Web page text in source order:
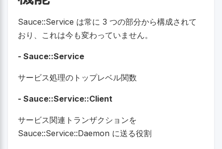
Sauce::Service は常に 3 つの部分から構成されて
おり、これは今も変わっていません。
- Sauce::Service
サービス処理のトップレベル関数
- Sauce::Service::Client
サービス関連トランザクションを
Sauce::Service::Daemon に送る役割